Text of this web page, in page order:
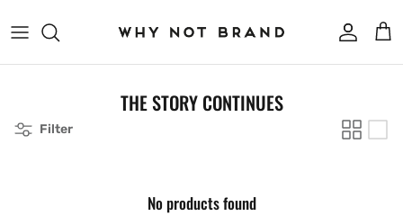
Account
Cart
THE STORY CONTINUES
Filter
No products found